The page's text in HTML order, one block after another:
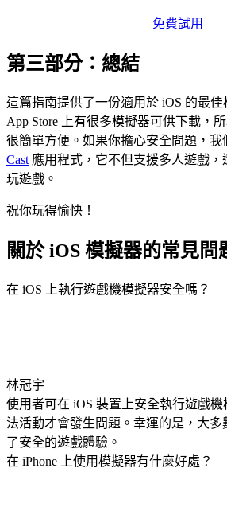
免費試用
第三部分：總結
這篇指南提供了一份適用於 iOS 的最
App Store 上有很多模擬器可供下載，
很簡單方便。如果你擔心安全問題，我
Cast 應用程式，它不但支援多人遊戲
玩遊戲。
祝你玩得愉快！
關於 iOS 模擬器的常見問
在 iOS 上執行遊戲機模擬器安全嗎？
林冠宇
使用者可在 iOS 裝置上安全執行遊戲
法活動才會發生問題。幸運的是，大
了安全的遊戲體驗。
在 iPhone 上使用模擬器有什麼好處？